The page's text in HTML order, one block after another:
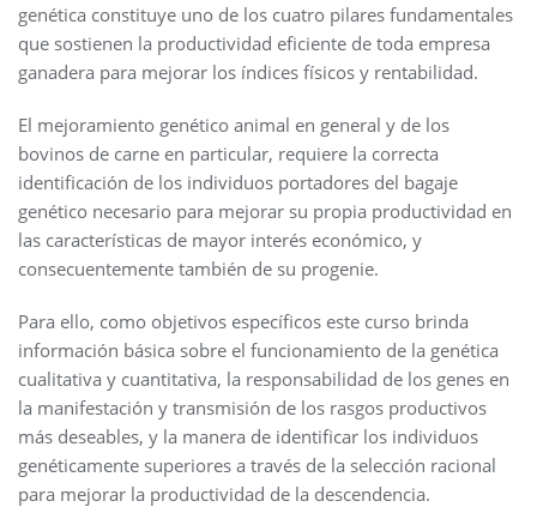
genética constituye uno de los cuatro pilares fundamentales
que sostienen la productividad eficiente de toda empresa
ganadera para mejorar los índices físicos y rentabilidad.
El mejoramiento genético animal en general y de los
bovinos de carne en particular, requiere la correcta
identificación de los individuos portadores del bagaje
genético necesario para mejorar su propia productividad en
las características de mayor interés económico, y
consecuentemente también de su progenie.
Para ello, como objetivos específicos este curso brinda
información básica sobre el funcionamiento de la genética
cualitativa y cuantitativa, la responsabilidad de los genes en
la manifestación y transmisión de los rasgos productivos
más deseables, y la manera de identificar los individuos
genéticamente superiores a través de la selección racional
para mejorar la productividad de la descendencia.